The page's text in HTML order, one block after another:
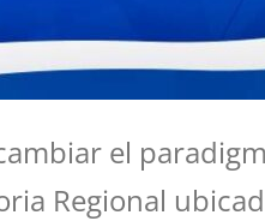
el
Regional